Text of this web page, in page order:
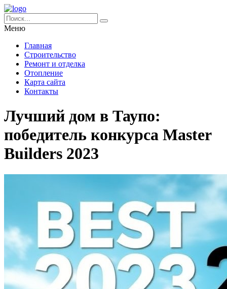
Меню
Главная
Строительство
Ремонт и отделка
Отопление
Карта сайта
Контакты
Лучший дом в Таупо:
победитель конкурса Master
Builders 2023